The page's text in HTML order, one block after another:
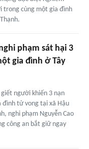
trong cùng một gia đình
phạm sát hại 3
gia đình ở Tây
giết người khiến 3 nạn
đình tử vong tại xã Hậu
nghi phạm Nguyễn Cao
công an bắt giữ ngay